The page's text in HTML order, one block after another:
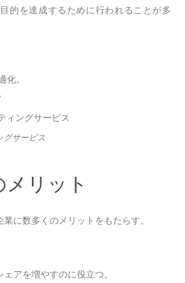
的を達成するために行われることが多
化。
グサービス
リット
に数多くのメリットをもたらす。
アを増やすのに役立つ。